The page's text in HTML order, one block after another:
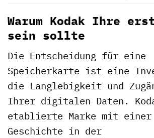
Warum Kodak Ihre
sein sollte
Die Entscheidung für eine
Speicherkarte ist eine
die Langlebigkeit und
Ihrer digitalen Daten.
etablierte Marke mit einer
Geschichte in der